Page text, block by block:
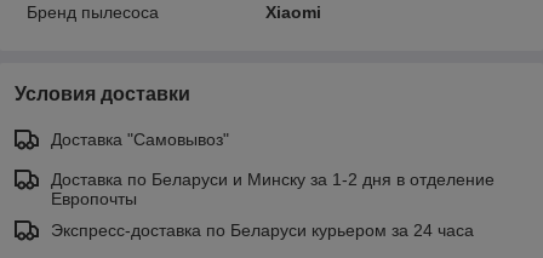
Бренд пылесоса Xiaomi
Условия доставки
Доставка "Самовывоз"
Доставка по Беларуси и Минску за 1-2 дня в отделение
Европочты
Экспресс-доставка по Беларуси курьером за 24 часа